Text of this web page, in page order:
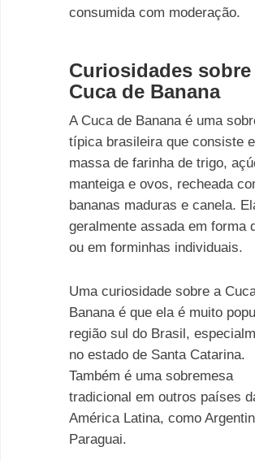
consumida com moderação.
Curiosidades sobre
Cuca de Banana
A Cuca de Banana é uma
típica brasileira que consiste
massa de farinha de trigo,
manteiga e ovos, recheada
bananas maduras e canela.
geralmente assada em forma
ou em forminhas individuais.
Uma curiosidade sobre a
Banana é que ela é muito
região sul do Brasil,
no estado de Santa Catarina.
Também é uma sobremesa
tradicional em outros países
América Latina, como
Paraguai.